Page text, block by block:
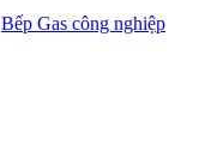
Bếp Gas công nghiệp